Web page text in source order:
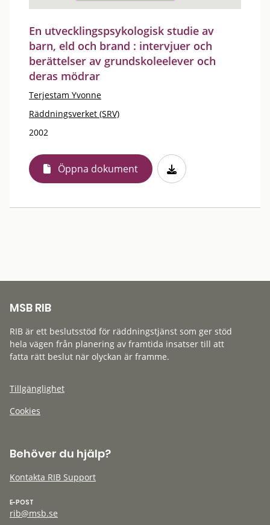
En utvecklingspsykologisk studie av
barn, eld och brand : intervjuer och
berättelser av grundskoleelever och
deras mödrar
Terjestam Yvonne
Räddningsverket (SRV)
2002
Öppna dokument
MSB RIB
RIB är ett beslutsstöd för räddningstjänst som ger stöd
hela vägen från planering av framtida insatser till att
fatta rätt beslut när olyckan är framme.
Tillgänglighet
Cookies
Behöver du hjälp?
Kontakta RIB Support
E-POST
rib@msb.se